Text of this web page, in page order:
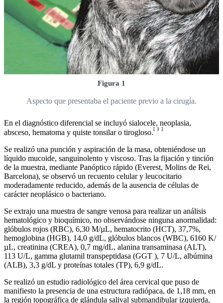
Figura 1
Aspecto que presentaba el paciente previo a la cirugía.
En el diagnóstico diferencial se incluyó sialocele, neoplasia,
absceso, hematoma y quiste tonsilar o tirogloso.[ 1 ]
Se realizó una punción y aspiración de la masa, obteniéndose un
líquido mucoide, sanguinolento y viscoso. Tras la fijación y tinción
de la muestra, mediante Panóptico rápido (Everest, Molins de Rei,
Barcelona), se observó un recuento celular y leucocitario
moderadamente reducido, además de la ausencia de células de
carácter neoplásico o bacteriano.
Se extrajo una muestra de sangre venosa para realizar un análisis
hematológico y bioquímico, no observándose ninguna anormalidad:
glóbulos rojos (RBC), 6,30 M/µL, hematocrito (HCT), 37,7%,
hemoglobina (HGB), 14,0 g/dL, glóbulos blancos (WBC), 6160 K/
µL, creatinina (CREA), 0,7 mg/dL, alanina transaminasa (ALT),
113 U/L, gamma glutamil transpeptidasa (GGT ), 7 U/L, albúmina
(ALB), 3,3 g/dL y proteínas totales (TP), 6,9 g/dL.
Se realizó un estudio radiológico del área cervical que puso de
manifiesto la presencia de una estructura radiópaca, de 1,18 mm, en
la región topográfica de glándula salival submandibular izquierda,